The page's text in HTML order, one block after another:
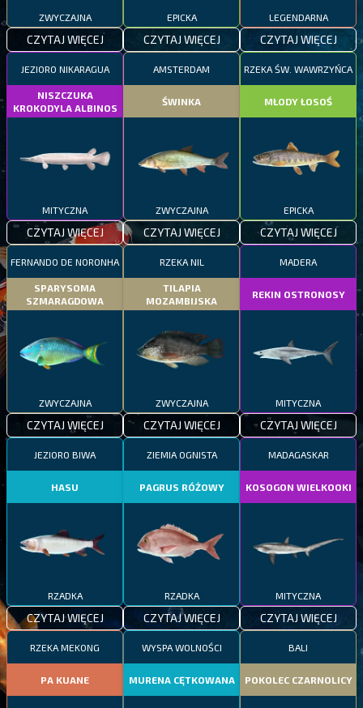
ZWYCZAJNA
CZYTAJ WIĘCEJ
EPICKA
CZYTAJ WIĘCEJ
LEGENDARNA
CZYTAJ WIĘCEJ
JEZIORO NIKARAGUA
NISZCZUKA
KROKODYLA ALBINOS
MITYCZNA
CZYTAJ WIĘCEJ
AMSTERDAM
ŚWINKA
ZWYCZAJNA
CZYTAJ WIĘCEJ
RZEKA ŚW. WAWRZYŃCA
MŁODY ŁOSOŚ
EPICKA
CZYTAJ WIĘCEJ
FERNANDO DE NORONHA
SPARYSOMA
SZMARAGDOWA
ZWYCZAJNA
CZYTAJ WIĘCEJ
RZEKA NIL
TILAPIA
MOZAMBIJSKA
ZWYCZAJNA
CZYTAJ WIĘCEJ
MADERA
REKIN OSTRONOSY
MITYCZNA
CZYTAJ WIĘCEJ
JEZIORO BIWA
HASU
RZADKA
CZYTAJ WIĘCEJ
ZIEMIA OGNISTA
PAGRUS RÓŻOWY
RZADKA
CZYTAJ WIĘCEJ
MADAGASKAR
KOSOGON WIELKOOKI
MITYCZNA
CZYTAJ WIĘCEJ
RZEKA MEKONG
PA KUANE
WYSPA WOLNOŚCI
MURENA CĘTKOWANA
BALI
POKOLEC CZARNOLICY